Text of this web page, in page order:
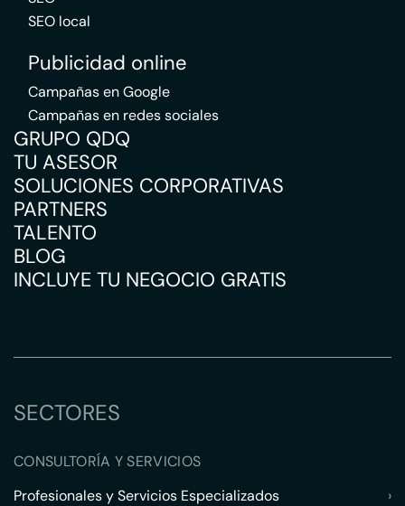
SEO local
Publicidad online
Campañas en Google
Campañas en redes sociales
GRUPO QDQ
TU ASESOR
SOLUCIONES CORPORATIVAS
PARTNERS
TALENTO
BLOG
INCLUYE TU NEGOCIO GRATIS
SECTORES
CONSULTORÍA Y SERVICIOS
Profesionales y Servicios Especializados
›